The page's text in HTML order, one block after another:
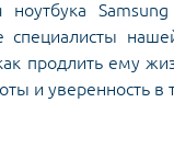
продлить ему
и уверенность в